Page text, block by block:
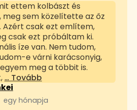
ettem kolbászt és
meg sem közelítette az őz
Azért csak ezt említem,
csak ezt próbáltam ki.
íze van. Nem tudom,
e várni karácsonyig,
meg a többit is.
… Tovább
egy hónapja